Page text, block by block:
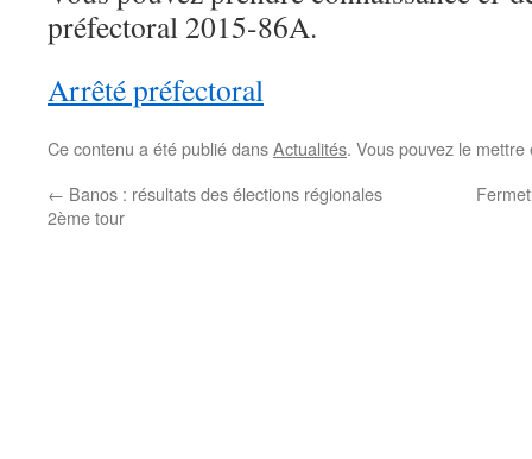
préfectoral 2015-86A.
Arrêté préfectoral
Ce contenu a été publié dansActualités. Vous pouvez le
← Banos : résultats des élections régionales
2ème tour